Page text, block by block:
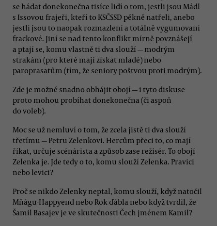
se hádat donekonečna tisíce lidí o tom, jestli jsou Mádl
s Issovou frajeři, kteří to KSČSSD pěkně natřeli, anebo
jestli jsou to naopak rozmazlení a totálně vygumovaní
frackové. Jiní se nad tento konflikt mírně povznášejí
a ptají se, komu vlastně ti dva slouží — modrým
strakám (pro které mají získat mladé) nebo
paroprasatům (tím, že seniory poštvou proti modrým).
Zde je možné snadno obhájit obojí — i tyto diskuse
proto mohou probíhat donekonečna (či aspoň
do voleb).
Moc se už nemluví o tom, že zcela jistě ti dva slouží
třetímu — Petru Zelenkovi. Hercům přeci to, co mají
říkat, určuje scénárista a způsob zase režisér. To obojí
Zelenka je. Jde tedy o to, komu slouží Zelenka. Pravici
nebo levici?
Proč se nikdo Zelenky neptal, komu slouží, když natočil
Mňágu-Happyend nebo Rok ďábla nebo když tvrdil, že
Šamil Basajev je ve skutečnosti Čech jménem Kamil?